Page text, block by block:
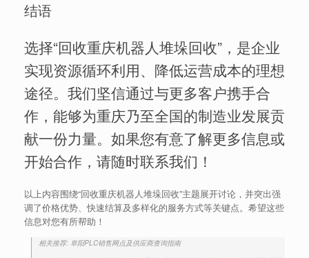
结语
选择“回收重庆机器人堆垛回收”，是企业
实现资源循环利用、降低运营成本的理想
途径。我们坚信通过与更多客户携手合
作，能够为重庆乃至全国的制造业发展贡
献一份力量。如果您有意了解更多信息或
开始合作，请随时联系我们！
以上内容围绕“回收重庆机器人堆垛回收”主题展开讨论，并突出强
调了价格优势、快速结算及多样化的服务方式等关键点。希望这些
信息对您有所帮助！
相关推荐: 阜阳PLC销售网点及供应商查询指南